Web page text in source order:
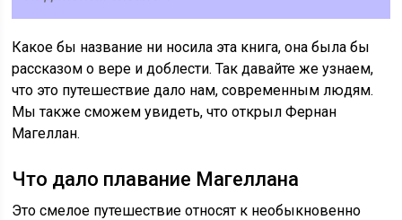
Какое бы название ни носила эта книга, она была бы
рассказом о вере и доблести. Так давайте же узнаем,
что это путешествие дало нам, современным людям.
Мы также сможем увидеть, что открыл Фернан
Магеллан.
Что дало плавание Магеллана
Это смелое путешествие относят к необыкновенно